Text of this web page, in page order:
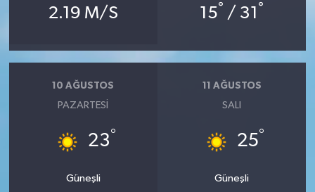
2.19 M/S 15° / 31 °
10 AĞUSTOS
PAZARTESI
23°
Güneşli
11 AĞUSTOS
SALI
25°
Güneşli